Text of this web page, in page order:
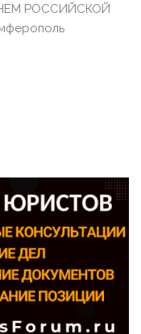
РОССИЙСКОЙ